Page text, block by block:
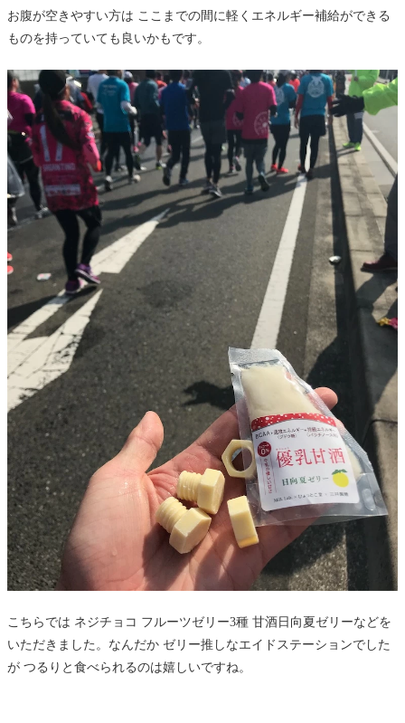
お腹が空きやすい方は ここまでの間に軽くエネルギー補給ができる
ものを持っていても良いかもです。
こちらでは ネジチョコ フルーツゼリー3種 甘酒日向夏ゼリーなどを
いただきました。なんだか ゼリー推しなエイドステーションでした
が つるりと食べられるのは嬉しいですね。